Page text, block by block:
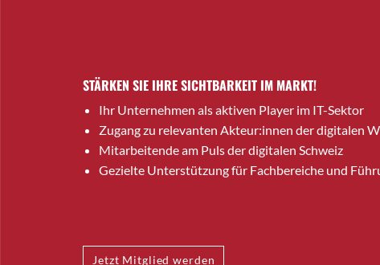
STÄRKEN SIE IHRE SICHTBARKEIT IM MARKT!
Ihr Unternehmen als aktiven Player im IT-Sektor
Zugang zu relevanten Akteur:innen der digitalen
Mitarbeitende am Puls der digitalen Schweiz
Gezielte Unterstützung für Fachbereiche und
Jetzt Mitglied werden